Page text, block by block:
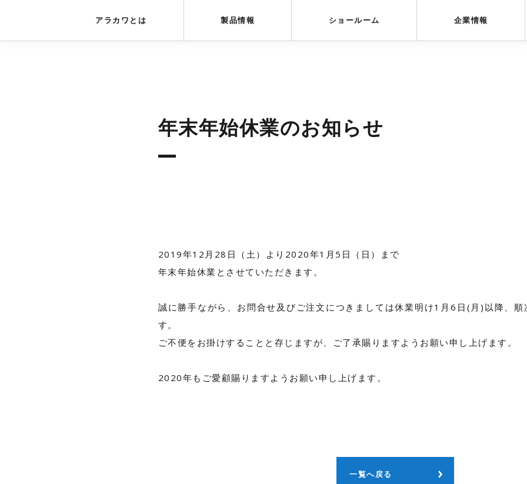
アラカワとは 製品情報
ショールーム
企業情報
年末年始休業のお知らせ
2019年12月28日（土）より2020年1月5日（日）まで
年末年始休業とさせていただきます。
誠に勝手ながら、お問合せ及びご注文につきましては休業明け1月6日(月)以降、
す。
ご不便をお掛けすることと存じますが、ご了承賜りますようお願い申し上げます。
2020年もご愛顧賜りますようお願い申し上げます。
一覧へ戻る